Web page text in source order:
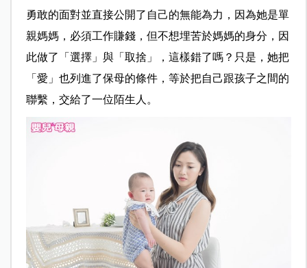
勇敢的面對並直接公開了自己的無能為力，因為她是單
親媽媽，必須工作賺錢，但不想埋苦於媽媽的身分，因
此做了「選擇」與「取捨」，這樣錯了嗎？只是，她把
「愛」也列進了保母的條件，等於把自己跟孩子之間的
聯繫，交給了一位陌生人。